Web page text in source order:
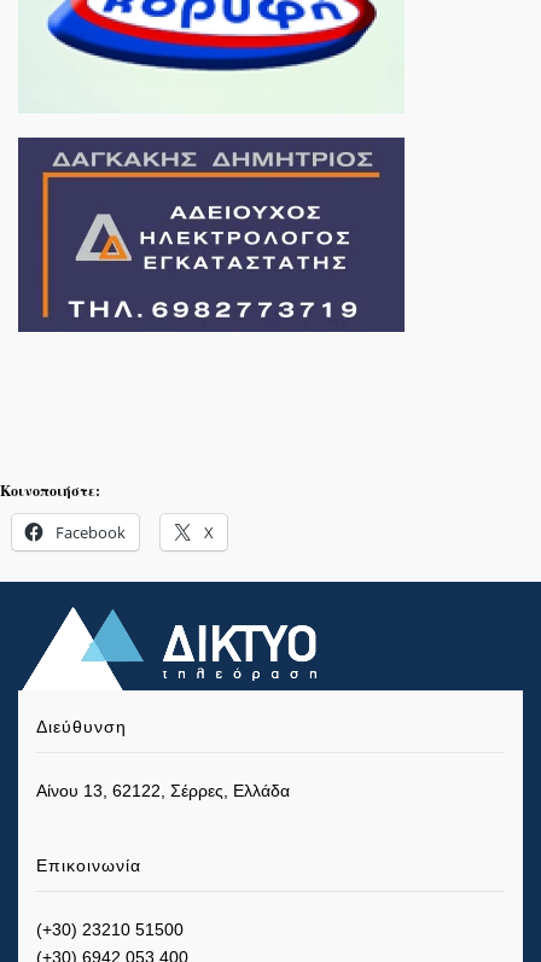
Κοινοποιήστε:
Facebook X
Διεύθυνση
Αίνου 13, 62122, Σέρρες, Ελλάδα
Επικοινωνία
(+30) 23210 51500
(+30) 6942 053 400